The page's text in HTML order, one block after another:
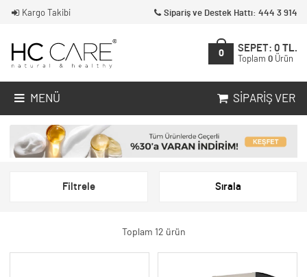
Kargo Takibi Sipariş ve Destek Hattı: 444 3 914
0
SEPET: 0 TL.
Toplam 0 Ürün
MENÜ SIPARIŞ VER
Filtrele Sırala
Toplam 12 ürün